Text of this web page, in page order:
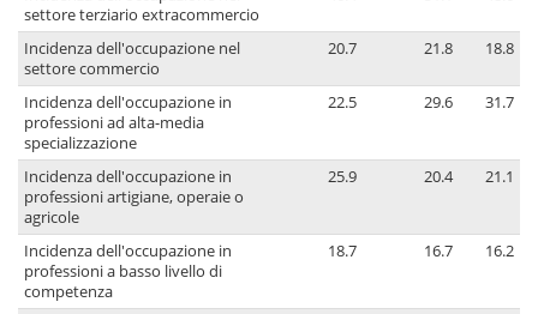
settore terziario extracommercio
Incidenza dell'occupazione nel
settore commercio
20.7 21.8 18.8
Incidenza dell'occupazione in
professioni ad alta-media
specializzazione
22.5 29.6 31.7
Incidenza dell'occupazione in
professioni artigiane, operaie o
agricole
25.9 20.4 21.1
Incidenza dell'occupazione in
professioni a basso livello di
competenza
18.7 16.7 16.2